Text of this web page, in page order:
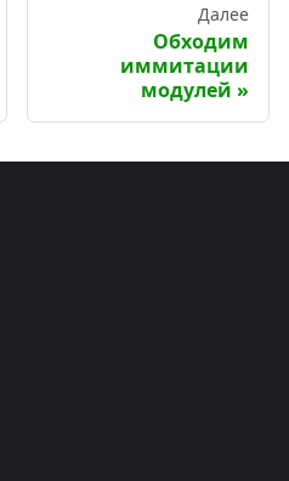
Далее
Обходим
иммитации
модулей